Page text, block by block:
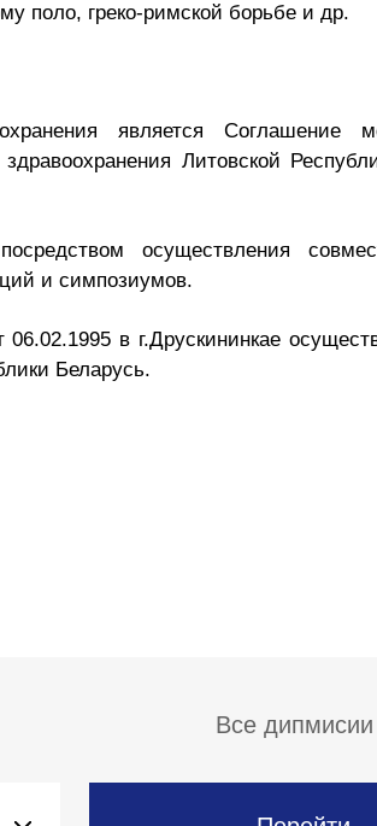
поло, греко-римской борьбе и др.
является Соглашение
Литовской
осуществления
и симпозиумов.
в г.Друскининкае
Беларусь.
Все дипмисии